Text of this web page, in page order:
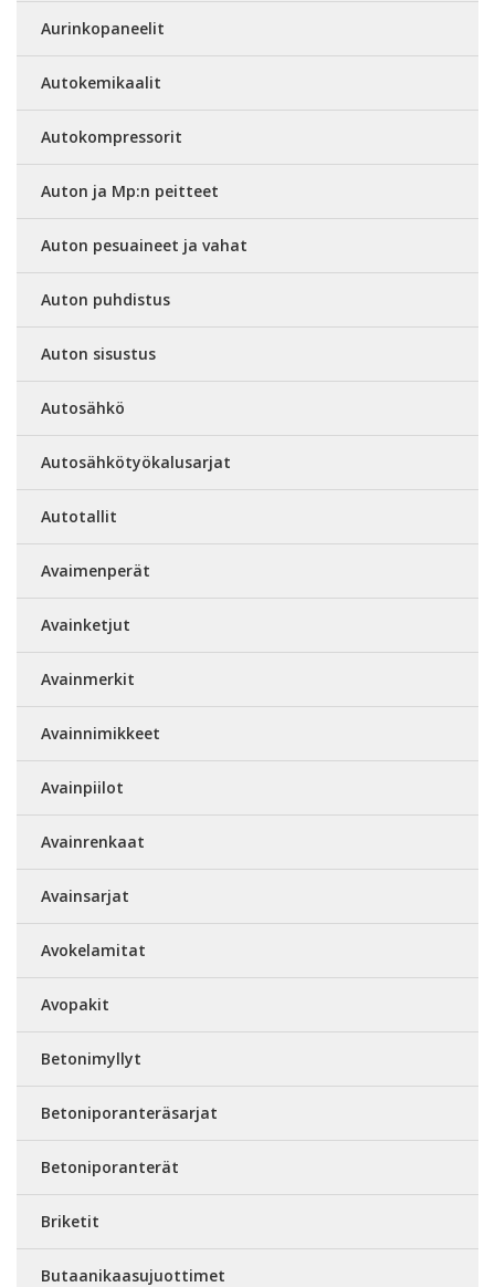
Aurinkopaneelit
Autokemikaalit
Autokompressorit
Auton ja Mp:n peitteet
Auton pesuaineet ja vahat
Auton puhdistus
Auton sisustus
Autosähkö
Autosähkötyökalusarjat
Autotallit
Avaimenperät
Avainketjut
Avainmerkit
Avainnimikkeet
Avainpiilot
Avainrenkaat
Avainsarjat
Avokelamitat
Avopakit
Betonimyllyt
Betoniporanteräsarjat
Betoniporanterät
Briketit
Butaanikaasujuottimet